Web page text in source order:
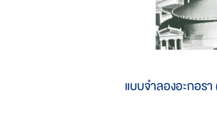
แบบจำลองอะกอร